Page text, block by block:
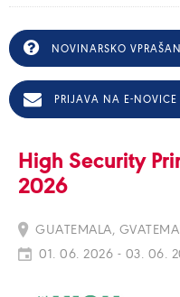
NOVINARSKO
PRIJAVA NA E-NOVICE
High Security
2026
GUATEMALA,
01. 06. 2026 - 03. 06.